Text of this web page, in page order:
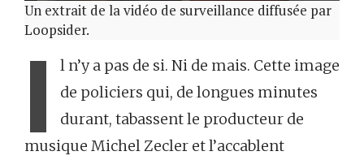
Un extrait de la vidéo de surveillance diffusée par
Loopsider.
I
l n’y a pas de si. Ni de mais. Cette image
de policiers qui, de longues minutes
durant, tabassent le producteur de
musique Michel Zecler et l’accablent